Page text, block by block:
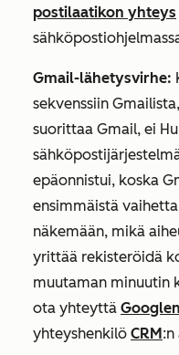
postilaatikon yhteys
Gmail-lähetysvirhe:
sekvenssiin
suorittaa Gmail, ei
epäonnistui, koska
ensimmäistä
näkemään, mikä
yrittää rekisteröidä
muutaman minuutin
ota yhteyttä
yhteyshenkilö CRM:n